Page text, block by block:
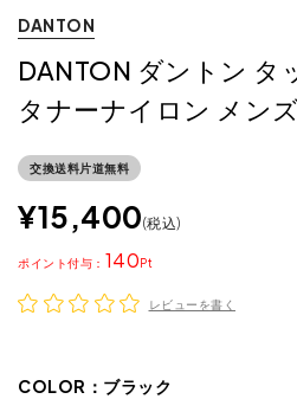
DANTON
DANTON ダントン タ
タナーナイロン メンズ
交換送料片道無料
¥15,400 税込
140
ポイント
レビューを書く
COLOR： ブラック